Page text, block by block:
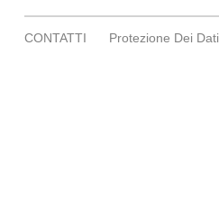
CONTATTI Protezione Dei Dati